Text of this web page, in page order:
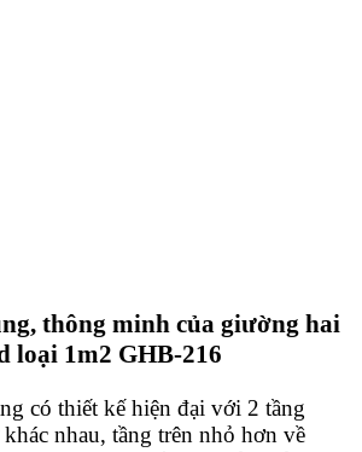
thông minh của giường hai
loại 1m2 GHB-216
có thiết kế hiện đại với 2 tầng
nhau, tầng trên nhỏ hơn về